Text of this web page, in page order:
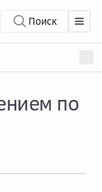
Поиск
по